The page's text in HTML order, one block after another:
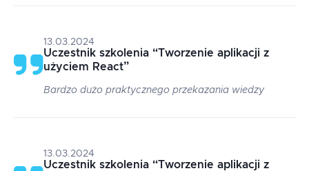
13.03.2024
Uczestnik szkolenia “Tworzenie aplikacji z
użyciem React”
Bardzo dużo praktycznego przekazania wiedzy
13.03.2024
Uczestnik szkolenia “Tworzenie aplikacji z